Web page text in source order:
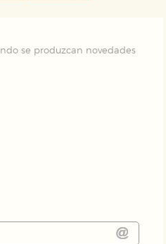
se produzcan novedades